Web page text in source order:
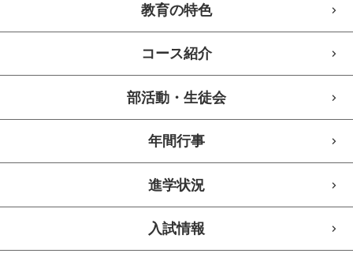
教育の特色
コース紹介
部活動・生徒会
年間行事
進学状況
入試情報